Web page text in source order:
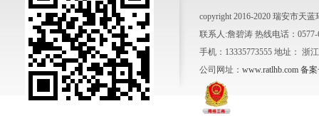
copyright 2016-2020 瑞安市天
联系人:詹碧涛 热线电话：0577-
手机：13335773555 地址： 浙
公司网址： www.ratlhb.com 备案